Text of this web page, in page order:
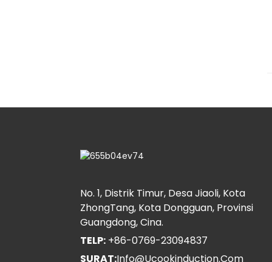
No. 1, Distrik Timur, Desa Jiaoli, Kota
ZhongTang, Kota Dongguan, Provinsi
Guangdong, Cina.
TELP: +86-0769-23094837
SURAT:Info@ucookinduction.com